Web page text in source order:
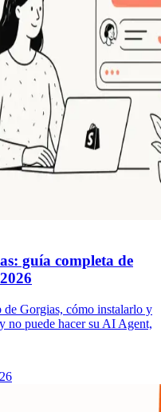
guía completa de
Gorgias, cómo instalarlo y
no puede hacer su AI Agent,